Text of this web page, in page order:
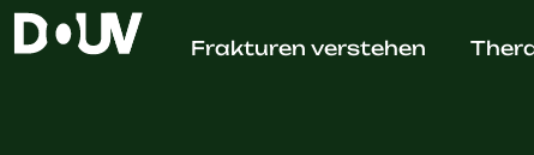
Frakturen verstehen
Isabel